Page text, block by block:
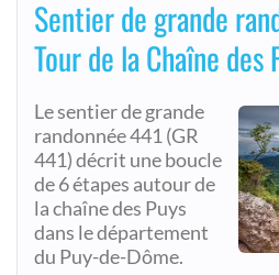
Sentier de grande
Tour de la Chaîne des
Le sentier de grande
randonnée 441 (GR
441) décrit une boucle
de 6 étapes autour de
la chaîne des Puys
dans le département
du Puy-de-Dôme.